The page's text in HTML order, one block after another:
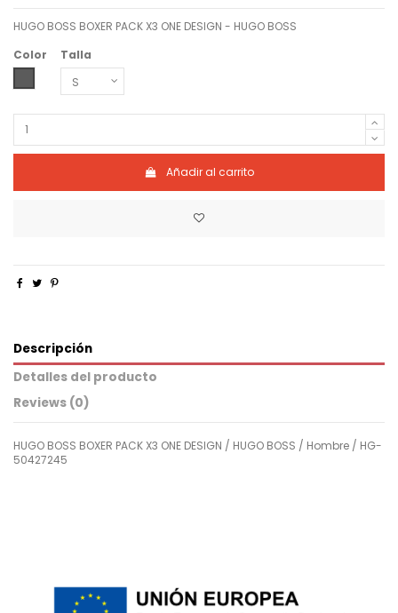
HUGO BOSS BOXER PACK X3 ONE DESIGN - HUGO BOSS
Color
OPEN MISCELLANEOUS
Talla
Añadir al carrito
Descripción
Detalles del producto
Reviews (0)
HUGO BOSS BOXER PACK X3 ONE DESIGN / HUGO BOSS / Hombre / HG-
50427245